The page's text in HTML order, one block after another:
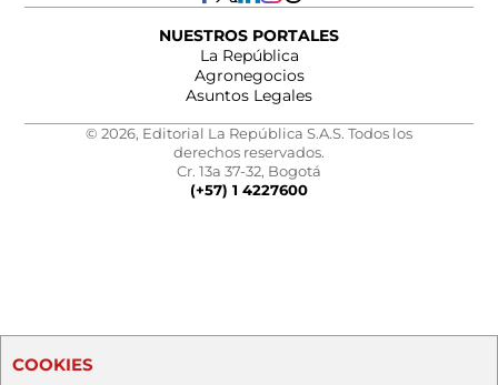
NUESTROS PORTALES
La República
Agronegocios
Asuntos Legales
© 2026, Editorial La República S.A.S. Todos los
derechos reservados.
Cr. 13a 37-32, Bogotá
(+57) 1 4227600
COOKIES